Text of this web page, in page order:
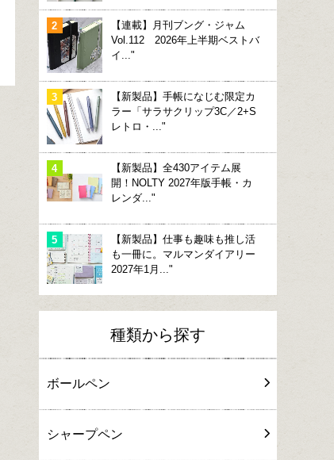
【連載】月刊ブング・ジャム
Vol.112 2026年上半期ベストバ
イ..."
【新製品】手帳になじむ限定カ
ラー「サラサクリップ3C／2+S
レトロ・..."
【新製品】全430アイテム展
開！NOLTY 2027年版手帳・カ
レンダ..."
【新製品】仕事も趣味も推し活
も一冊に。マルマンダイアリー
2027年1月..."
種類から探す
ボールペン
シャープペン